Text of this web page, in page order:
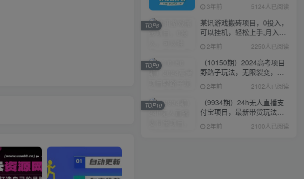
3年前 5124人已阅读
某讯游戏搬砖项目，0投入，
可以挂机，轻松上手,月入
3000+上不封顶
2年前 2250人已阅读
TOP8
（10150期）2024高考项目
野路子玩法，无限裂变，最
高一天1W＋！
2年前 2102人已阅读
TOP9
（9934期）24h无人直播支
付宝项目，最新带货玩法，
纯躺赚实测日入500+
2年前 2100人已阅读
TOP10